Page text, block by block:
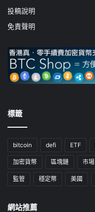
投稿說明
免責聲明
標籤
bitcoin defi ETF
加密貨幣 區塊鏈 市場
監管 穩定幣 美國
網站推薦